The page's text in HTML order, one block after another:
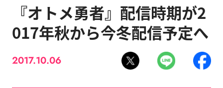
『オトメ勇者』配信時期が2
017年秋から今冬配信予定へ
2017.10.06